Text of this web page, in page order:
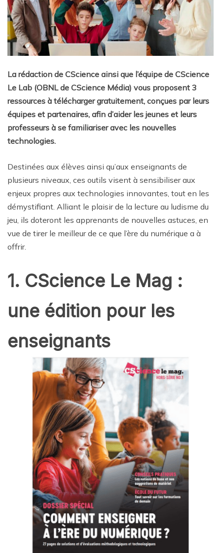
La rédaction de CScience ainsi que l’équipe de CScience
Le Lab (OBNL de CScience Média) vous proposent 3
ressources à télécharger gratuitement, conçues par leurs
équipes et partenaires, afin d’aider les jeunes et leurs
professeurs à se familiariser avec les nouvelles
technologies.
Destinées aux élèves ainsi qu’aux enseignants de
plusieurs niveaux, ces outils visent à sensibiliser aux
enjeux propres aux technologies innovantes, tout en les
démystifiant. Alliant le plaisir de la lecture au ludisme du
jeu, ils doteront les apprenants de nouvelles astuces, en
vue de tirer le meilleur de ce que l’ère du numérique a à
offrir.
1. CScience Le Mag :
une édition pour les
enseignants